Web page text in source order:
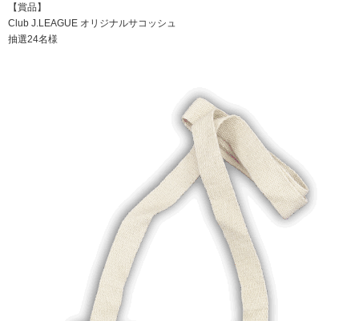
【賞品】
Club J.LEAGUE オリジナルサコッシュ
抽選24名様